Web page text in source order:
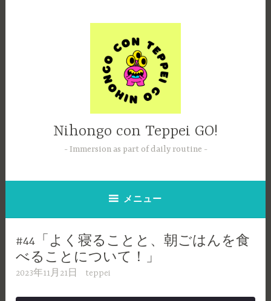
Nihongo con Teppei GO!
Immersion as part of daily routine
メニュー
#44「よく寝ることと、朝ごはんを食
べることについて！」
2023年11月21日 teppei